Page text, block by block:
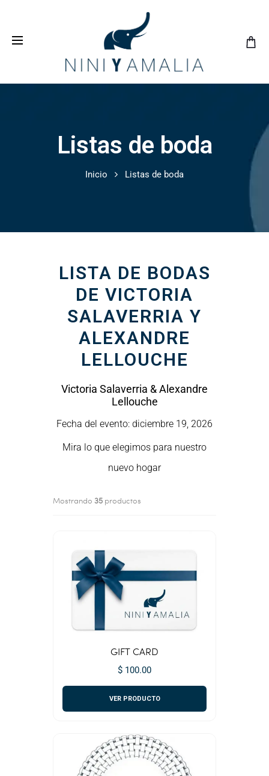
con nosotros y vive una
experiencia inolvidable
Listas de boda
Inicio Listas de boda
LISTA DE BODAS
DE VICTORIA
SALAVERRIA Y
ALEXANDRE
LELLOUCHE
Victoria Salaverria & Alexandre
Lellouche
Fecha del evento: diciembre 19, 2026
Mira lo que elegimos para nuestro
nuevo hogar
Mostrando35 productos
GIFT CARD
$ 100.00
VER PRODUCTO